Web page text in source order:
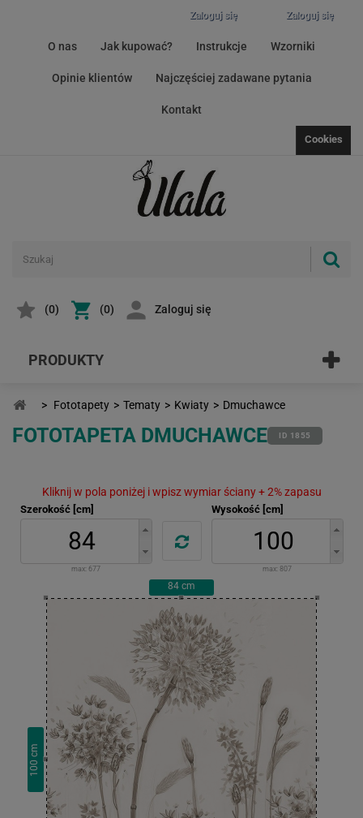
Zaloguj się
Zaloguj się
O nas Jak kupować? Instrukcje Wzorniki
Opinie klientów Najczęściej zadawane pytania
Kontakt
Cookies
(0) (0) Zaloguj się
PRODUKTY
> Fototapety > Tematy > Kwiaty > Dmuchawce
FOTOTAPETA DMUCHAWCE ID 1855
Kliknij w pola poniżej i wpisz wymiar ściany + 2% zapasu
Szerokość [cm]
max: 677
Wysokość [cm]
max: 807
84 cm
100
cm